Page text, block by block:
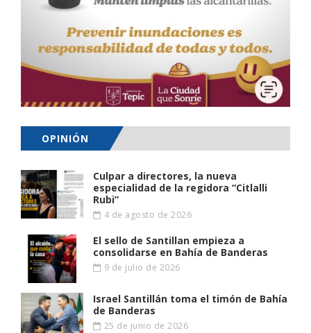
OPINIÓN
Culpar a directores, la nueva
especialidad de la regidora “Citlalli
Rubi”
4 de agosto de 2026
El sello de Santillan empieza a
consolidarse en Bahía de Banderas
9 de julio de 2026
Israel Santillán toma el timón de Bahía
de Banderas
25 de junio de 2026